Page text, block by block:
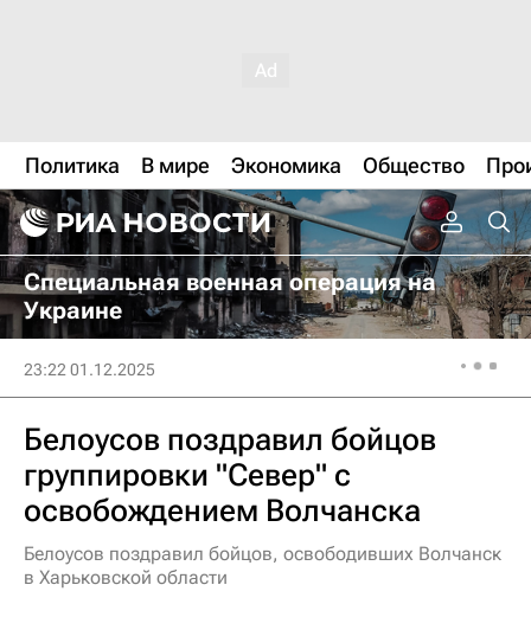
Политика В мире Экономика Общество
Специальная военная операция на
Украине
23:22 01.12.2025
Белоусов поздравил бойцов
группировки "Север" с
освобождением Волчанска
Белоусов поздравил бойцов, освободивших Волчанск
в Харьковской области